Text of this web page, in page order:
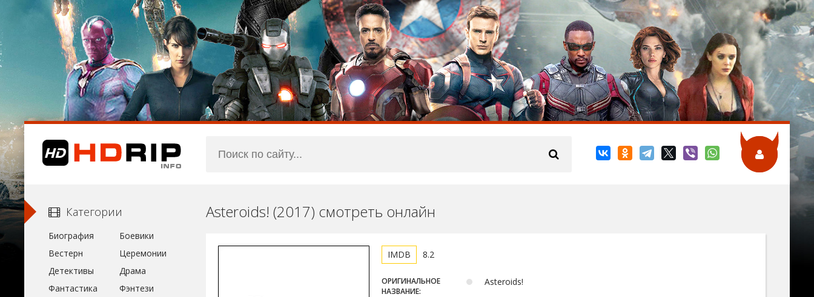
Asteroids! (2017) смотреть онлайн
8.2
ОРИГИНАЛЬНОЕ
НАЗВАНИЕ:
Asteroids!
Категории
Биография
Боевики
Вестерн
Церемонии
Детективы
Драма
Фантастика
Фэнтези